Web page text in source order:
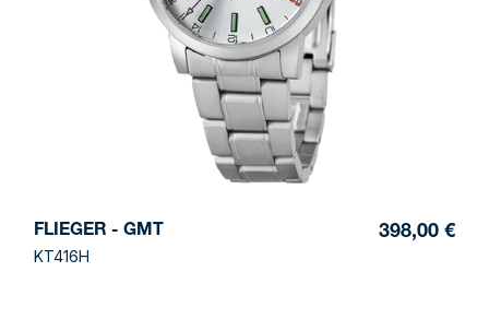
FLIEGER - GMT
KT416H
398,00 €